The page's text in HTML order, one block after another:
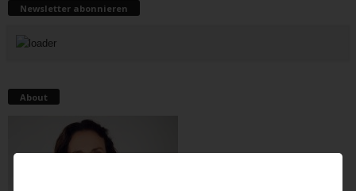
Newsletter abonnieren
About